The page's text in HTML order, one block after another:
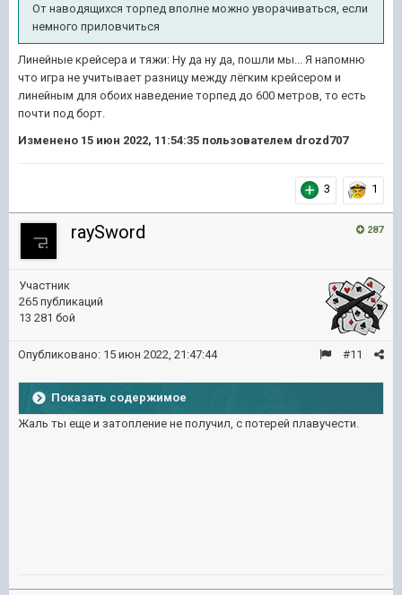
От наводящихся торпед вполне можно уворачиваться, если
немного приловчиться
Линейные крейсера и тяжи: Ну да ну да, пошли мы... Я напомню
что игра не учитывает разницу между лёгким крейсером и
линейным для обоих наведение торпед до 600 метров, то есть
почти под борт.
Изменено 15 июн 2022, 11:54:35 пользователем drozd707
3 1
287
raySword
Участник
265 публикаций
13 281 бой
#11
Опубликовано: 15 июн 2022, 21:47:44
Показать содержимое
Жаль ты еще и затопление не получил, с потерей плавучести.